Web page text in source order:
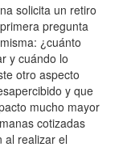
solicita un retiro
pregunta
¿cuánto
y cuándo lo
otro aspecto
y que
mucho mayor
cotizadas
al realizar el